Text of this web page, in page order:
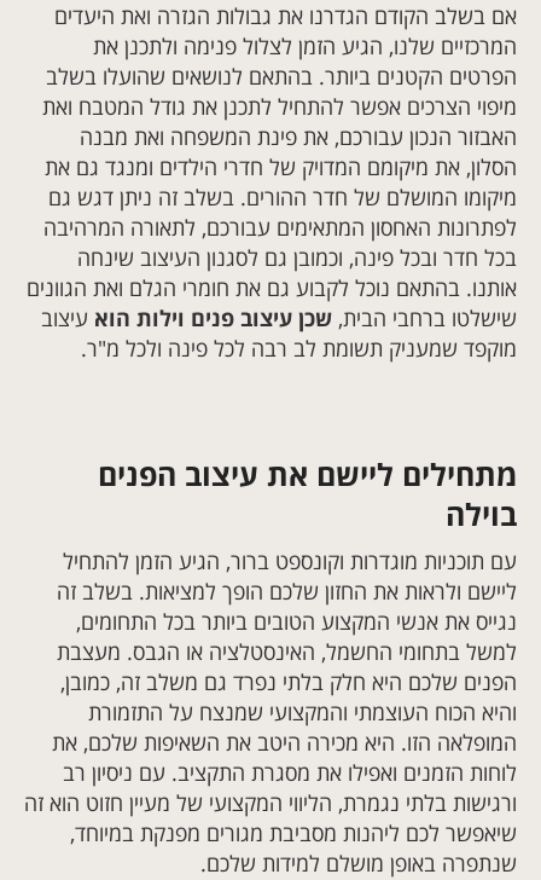
אם בשלב הקודם הגדרנו את גבולות הגזרה ואת היעדים
המרכזיים שלנו, הגיע הזמן לצלול פנימה ולתכנן את
הפרטים הקטנים ביותר. בהתאם לנושאים שהועלו בשלב
מיפוי הצרכים אפשר להתחיל לתכנן את גודל המטבח ואת
האבזור הנכון עבורכם, את פינת המשפחה ואת מבנה
הסלון, את מיקומם המדויק של חדרי הילדים ומנגד גם את
מיקומו המושלם של חדר ההורים. בשלב זה ניתן דגש גם
לפתרונות האחסון המתאימים עבורכם, לתאורה המרהיבה
בכל חדר ובכל פינה, וכמובן גם לסגנון העיצוב שינחה
אותנו. בהתאם נוכל לקבוע גם את חומרי הגלם ואת הגוונים
שישלטו ברחבי הבית, שכן עיצוב פנים וילות הוא עיצוב
מוקפד שמעניק תשומת לב רבה לכל פינה ולכל מ"ר.
מתחילים ליישם את עיצוב הפנים
בוילה
עם תוכניות מוגדרות וקונספט ברור, הגיע הזמן להתחיל
ליישם ולראות את החזון שלכם הופך למציאות. בשלב זה
נגייס את אנשי המקצוע הטובים ביותר בכל התחומים,
למשל בתחומי החשמל, האינסטלציה או הגבס. מעצבת
הפנים שלכם היא חלק בלתי נפרד גם משלב זה, כמובן,
והיא הכוח העוצמתי והמקצועי שמנצח על התזמורת
המופלאה הזו. היא מכירה היטב את השאיפות שלכם, את
לוחות הזמנים ואפילו את מסגרת התקציב. עם ניסיון רב
ורגישות בלתי נגמרת, הליווי המקצועי של מעיין חזוט הוא זה
שיאפשר לכם ליהנות מסביבת מגורים מפנקת במיוחד,
שנתפרה באופן מושלם למידות שלכם.